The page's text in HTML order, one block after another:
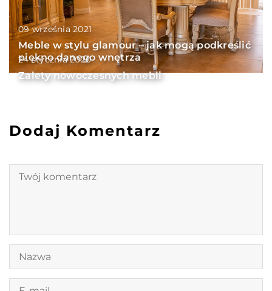
09 września 2021
Meble w stylu glamour – jak mogą podkreślić
piękno danego wnętrza
24 stycznia 2020
Zalety nowoczesnych mebli
Dodaj Komentarz